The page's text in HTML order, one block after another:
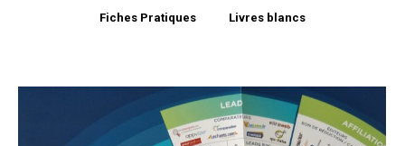
Fiches Pratiques Livres blancs